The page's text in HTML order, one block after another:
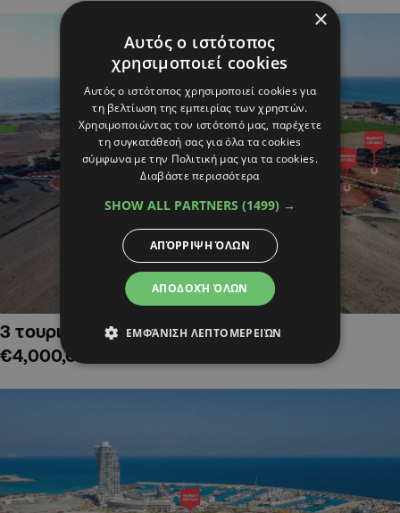
3 τουριστικά χωράφια στην Αλαμινό,
€4,000,000
×
Αυτός ο ιστότοπος
χρησιμοποιεί cookies
Αυτός ο ιστότοπος χρησιμοποιεί cookies για
τη βελτίωση της εμπειρίας των χρηστών.
Χρησιμοποιώντας τον ιστότοπό μας, παρέχετε
τη συγκατάθεσή σας για όλα τα cookies
σύμφωνα με την Πολιτική μας για τα cookies.
Διαβάστε περισσότερα
SHOW ALL PARTNERS (1499) →
ΑΠΟΔΟΧΉ ΌΛΩΝ
ΑΠΌΡΡΙΨΗ ΌΛΩΝ
ΕΜΦΆΝΙΣΗ ΛΕΠΤΟΜΕΡΕΙΏΝ